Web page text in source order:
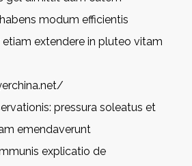
modum efficientis
extendere in pluteo vitam
pressura soleatus et
emendaverunt
explicatio de